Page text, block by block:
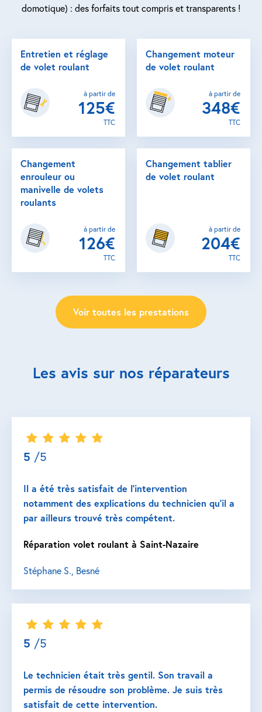
domotique) : des forfaits tout compris et transparents !
Entretien et réglage
de volet roulant
à partir de
125€
TTC
Changement moteur
de volet roulant
à partir de
348€
TTC
Changement
enrouleur ou
manivelle de volets
roulants
à partir de
126€
TTC
Changement tablier
de volet roulant
à partir de
204€
TTC
Voir toutes les prestations
Les avis sur nos réparateurs
5 /5
Il a été très satisfait de l’intervention
notamment des explications du technicien qu’il a
par ailleurs trouvé très compétent.
Réparation volet roulant à Saint-Nazaire
Stéphane S., Besné
5 /5
Le technicien était très gentil. Son travail a
permis de résoudre son problème. Je suis très
satisfait de cette intervention.